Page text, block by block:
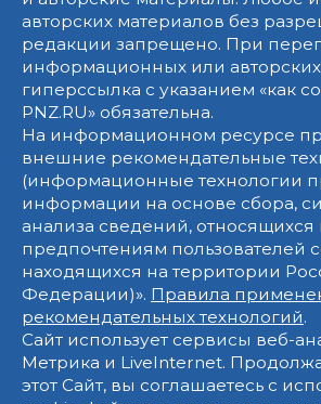
авторских материалов без
редакции запрещено. При
информационных или
гиперссылка с указанием «как
PNZ.RU» обязательна.
На информационном ресурсе
внешние рекомендательные
(информационные технологии
информации на основе сбора,
анализа сведений, относящихся
предпочтениям пользователей
находящихся на территории
Федерации)». Правила
рекомендательных технологий.
Сайт использует сервисы веб-
Метрика и LiveInternet.
этот Сайт, вы соглашаетесь с